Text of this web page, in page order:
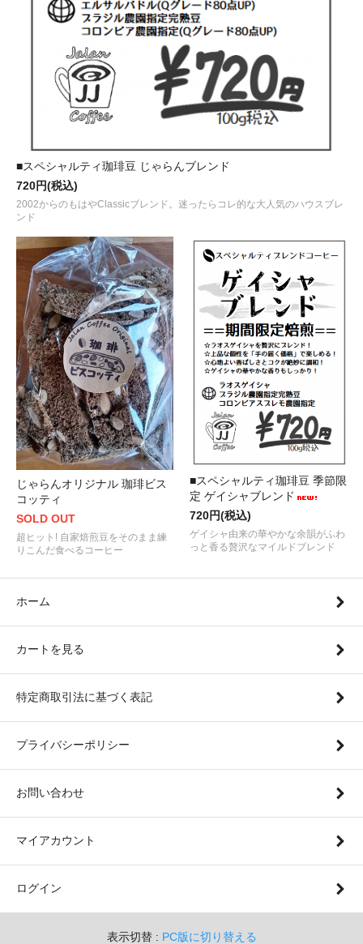
■スペシャルティ珈琲豆 じゃらんブレンド
720円(税込)
2002からのもはやClassicブレンド。迷ったらコレ的な大人気のハウスブレ
ンド
じゃらんオリジナル 珈琲ビス
コッティ
SOLD OUT
超ヒット! 自家焙煎豆をそのまま練
りこんだ食べるコーヒー
■スペシャルティ珈琲豆 季節限
定 ゲイシャブレンド
720円(税込)
ゲイシャ由来の華やかな余韻がふわ
っと香る贅沢なマイルドブレンド
ホーム
カートを見る
特定商取引法に基づく表記
プライバシーポリシー
お問い合わせ
マイアカウント
ログイン
表示切替 : PC版に切り替える